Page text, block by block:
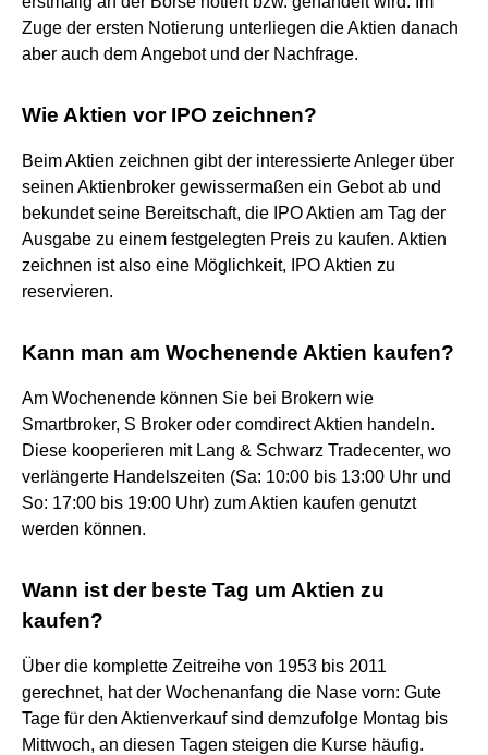
Zuge der ersten Notierung unterliegen die Aktien danach
aber auch dem Angebot und der Nachfrage.
Wie Aktien vor IPO zeichnen?
Beim Aktien zeichnen gibt der interessierte Anleger über
seinen Aktienbroker gewissermaßen ein Gebot ab und
bekundet seine Bereitschaft, die IPO Aktien am Tag der
Ausgabe zu einem festgelegten Preis zu kaufen. Aktien
zeichnen ist also eine Möglichkeit, IPO Aktien zu
reservieren.
Kann man am Wochenende Aktien kaufen?
Am Wochenende können Sie bei Brokern wie
Smartbroker, S Broker oder comdirect Aktien handeln.
Diese kooperieren mit Lang & Schwarz Tradecenter, wo
verlängerte Handelszeiten (Sa: 10:00 bis 13:00 Uhr und
So: 17:00 bis 19:00 Uhr) zum Aktien kaufen genutzt
werden können.
Wann ist der beste Tag um Aktien zu
kaufen?
Über die komplette Zeitreihe von 1953 bis 2011
gerechnet, hat der Wochenanfang die Nase vorn: Gute
Tage für den Aktienverkauf sind demzufolge Montag bis
Mittwoch, an diesen Tagen steigen die Kurse häufig.